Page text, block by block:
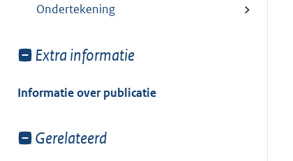
Ondertekening
Toon
van:
Extra informatie
Informatie over publicatie
Toon
Gerelateerd